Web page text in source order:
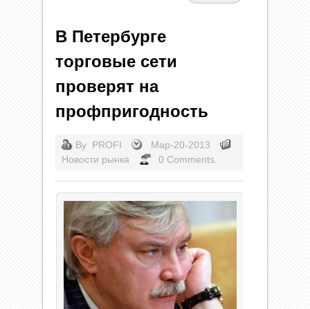
В Петербурге
торговые сети
проверят на
профпригодность
By PROFI
Мар-20-2013
Новости рынка
0 Comments.